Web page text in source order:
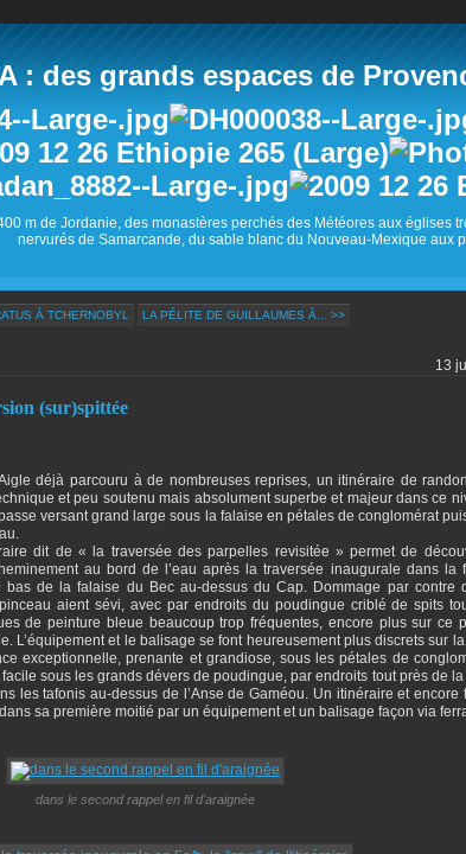
: des grands espaces de
m de Jordanie, des monastères perchés des Météores aux églises
nervurés de Samarcande, du sable blanc du Nouveau-Mexique aux
À TCHERNOBYL LA PÉLITE DE GUILLAUMES À... >>
13
(sur)spittée
déjà parcouru à de nombreuses reprises, un itinéraire de
et peu soutenu mais absolument superbe et majeur dans ce
versant grand large sous la falaise en pétales de conglomérat
dit de « la traversée des parpelles revisitée » permet de
au bord de l’eau après la traversée inaugurale dans la
bas de la falaise du Bec au-dessus du Cap. Dommage par contre
aient sévi, avec par endroits du poudingue criblé de spits
de peinture bleue beaucoup trop fréquentes, encore plus sur ce
L’équipement et le balisage se font heureusement plus discrets sur
exceptionnelle, prenante et grandiose, sous les pétales de
sous les grands dévers de poudingue, par endroits tout près de
les tafonis au-dessus de l’Anse de Gaméou. Un itinéraire et encore
sa première moitié par un équipement et un balisage façon via
dans le second rappel en fil d'araignée